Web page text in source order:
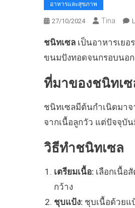
อาหารและสุขภาพ
27/10/2024 Tina
ชนิทเซล เป็นอาหารเย
ขนมปังทอดจนกรอบนอก
ที่มาของชนิทเซ
ชนิทเซลมีต้นกำเนิดมาจ
จากเนื้อลูกวัว แต่ปัจจุบั
วิธีทำชนิทเซล
เตรียมเนื้อ: เลือกเนื้อ
กว้าง
ชุบแป้ง: ชุบเนื้อด้วยแ